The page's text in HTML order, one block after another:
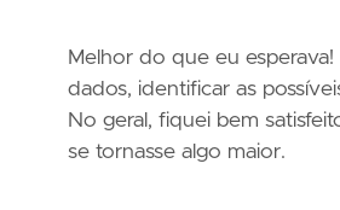
Melhor do que eu
dados, identificar as
No geral, fiquei bem
se tornasse algo maior.